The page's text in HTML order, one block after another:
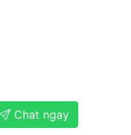
Chat ngay